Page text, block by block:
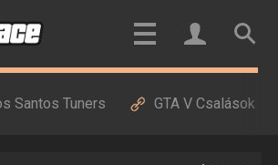
Santos Tuners GTA V Csalások